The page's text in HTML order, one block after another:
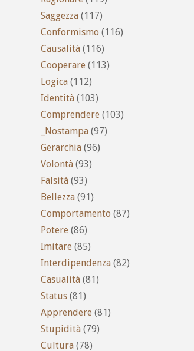
Saggezza (117)
Conformismo (116)
Causalità (116)
Cooperare (113)
Logica (112)
Identità (103)
Comprendere (103)
_Nostampa (97)
Gerarchia (96)
Volontà (93)
Falsità (93)
Bellezza (91)
Comportamento (87)
Potere (86)
Imitare (85)
Interdipendenza (82)
Casualità (81)
Status (81)
Apprendere (81)
Stupidità (79)
Cultura (78)